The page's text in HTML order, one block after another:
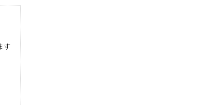
交換しないとダメ？交換時期について
ないとどうなる？交換時期の目安とは？シンクの下に設置してい
す